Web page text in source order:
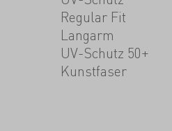
Regular Fit
Langarm
UV-Schutz 50+
Kunstfaser